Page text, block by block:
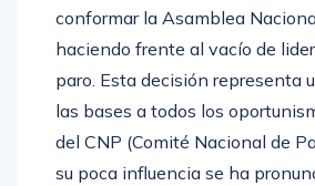
conformar la Asamblea
haciendo frente al vacío de
paro. Esta decisión representa
las bases a todos los
del CNP (Comité Nacional de
su poca influencia se ha